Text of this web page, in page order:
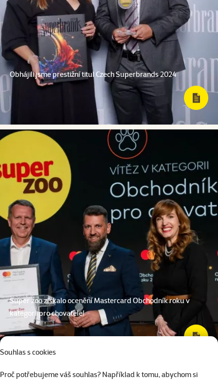
Souhlas s cookies
Proč potřebujeme váš souhlas? Například k tomu, abychom si
Obhájili jsme prestižní titul Czech Superbrands 2024
Super zoo získalo ocenění Mastercard Obchodník roku v
kategorii pro chovatele!